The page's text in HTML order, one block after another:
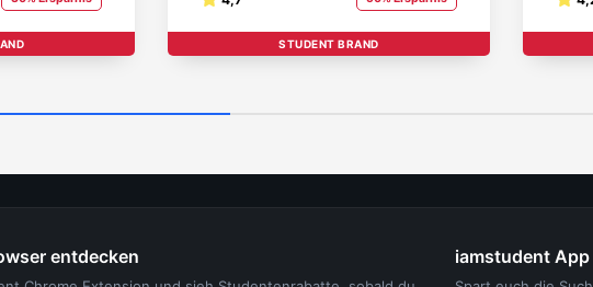
STUDENT BRAND
entdecken iamstudent